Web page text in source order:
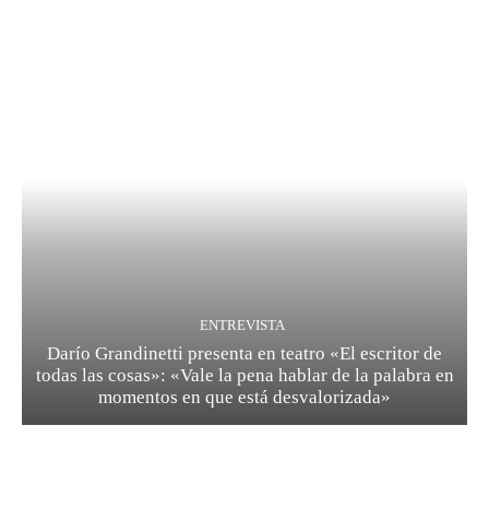
ENTREVISTA
Darío Grandinetti presenta en teatro «El escritor de
todas las cosas»: «Vale la pena hablar de la palabra en
momentos en que está desvalorizada»